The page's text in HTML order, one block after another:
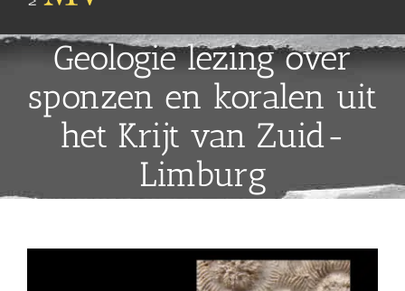
Home
Nieuws
Agenda
Collectie
Shop
Geologie lezing over
sponzen en koralen uit
het Krijt van Zuid-
Limburg